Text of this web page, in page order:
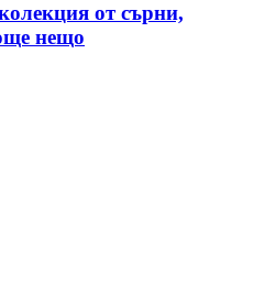
от сърни,
нещо